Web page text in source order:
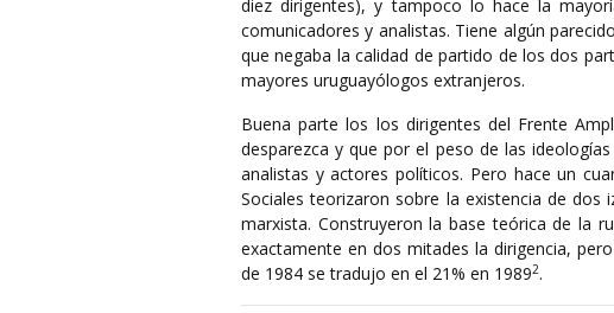
diez dirigentes), y tampoco lo hace la
comunicadores y analistas. Tiene algún
que negaba la calidad de partido de los dos
mayores uruguayólogos extranjeros.
Buena parte los los dirigentes del Frente
desparezca y que por el peso de las
analistas y actores políticos. Pero hace un
Sociales teorizaron sobre la existencia de dos
marxista. Construyeron la base teórica de la
exactamente en dos mitades la dirigencia,
de 1984 se tradujo en el 21% en 19892.